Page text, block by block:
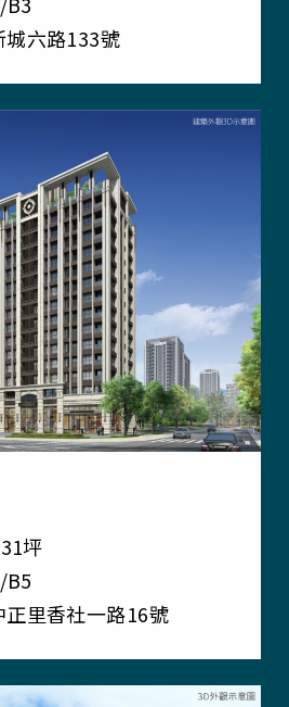
六路133號
坪
B5
里香社一路16號